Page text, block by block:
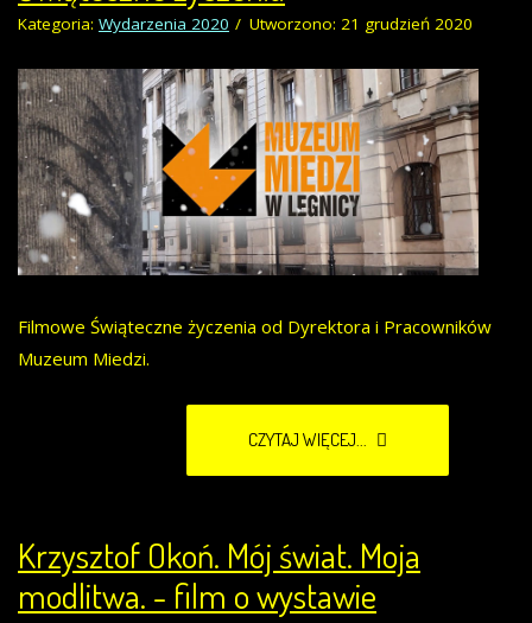
Kategoria: Wydarzenia 2020 Utworzono: 21 grudzień 2020
Filmowe Świąteczne życzenia od Dyrektora i Pracowników
Muzeum Miedzi.
CZYTAJ WIĘCEJ...
Krzysztof Okoń. Mój świat. Moja
modlitwa. - film o wystawie